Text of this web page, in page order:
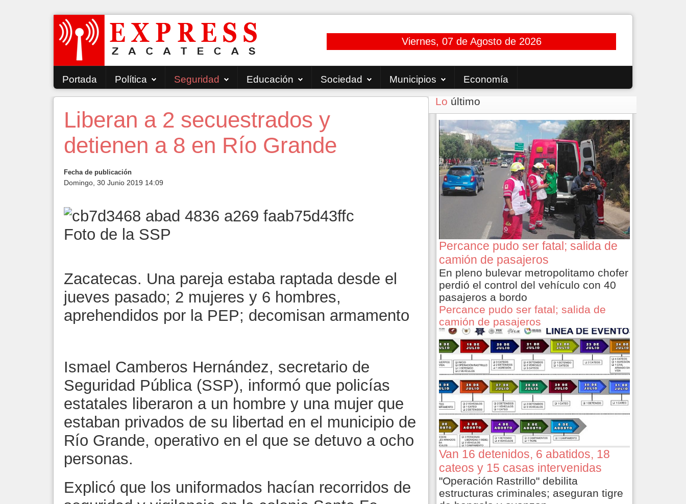
Viernes, 07 de Agosto de 2026
Portada Política Seguridad Educación Sociedad Municipios Economía
Liberan a 2 secuestrados y
detienen a 8 en Río Grande
Fecha de publicación
Domingo, 30 Junio 2019 14:09
Foto de la SSP
Zacatecas. Una pareja estaba raptada desde el
jueves pasado; 2 mujeres y 6 hombres,
aprehendidos por la PEP; decomisan armamento
Ismael Camberos Hernández, secretario de
Seguridad Pública (SSP), informó que policías
estatales liberaron a un hombre y una mujer que
estaban privados de su libertad en el municipio de
Río Grande, operativo en el que se detuvo a ocho
personas.
Explicó que los uniformados hacían recorridos de
Lo último
Percance pudo ser fatal; salida de
camión de pasajeros
En pleno bulevar metropolitamo chofer
perdió el control del vehículo con 40
pasajeros a bordo
Percance pudo ser fatal; salida de
camión de pasajeros
Van 16 detenidos, 6 abatidos, 18
cateos y 15 casas intervenidas
"Operación Rastrillo" debilita
estructuras criminales; aseguran tigre